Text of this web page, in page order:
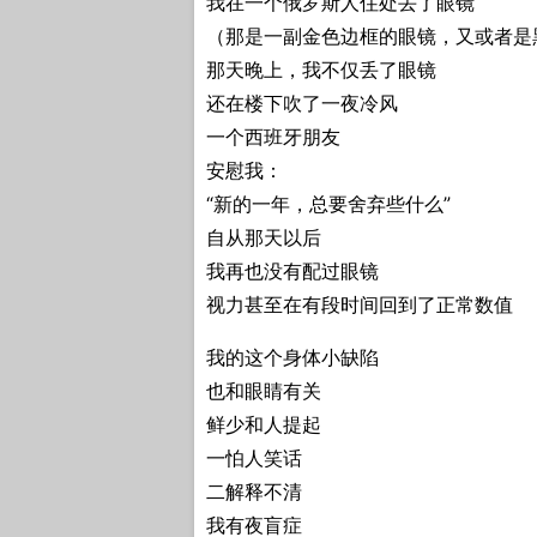
（那是一副金色边框的眼镜，又或者
那天晚上，我不仅丢了眼镜
还在楼下吹了一夜冷风
一个西班牙朋友
安慰我：
“新的一年，总要舍弃些什么”
自从那天以后
我再也没有配过眼镜
视力甚至在有段时间回到了正常数值
我的这个身体小缺陷
也和眼睛有关
鲜少和人提起
一怕人笑话
二解释不清
我有夜盲症